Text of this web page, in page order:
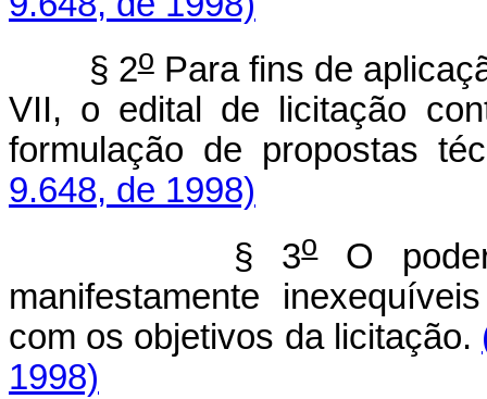
§ 2oPara fins de
VII, o edital de licitação
formulação de propostas
9.648, de 1998)
§ 3oO poder
manifestamente
com os objetivos da licitação.
1998)